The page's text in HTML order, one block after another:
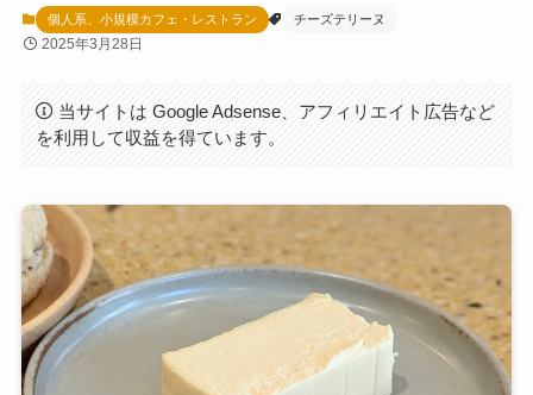
個人系、小規模カフェ・レストラン チーズテリーヌ
2025年3月28日
当サイトは Google Adsense、アフィリエイト広告など
を利用して収益を得ています。